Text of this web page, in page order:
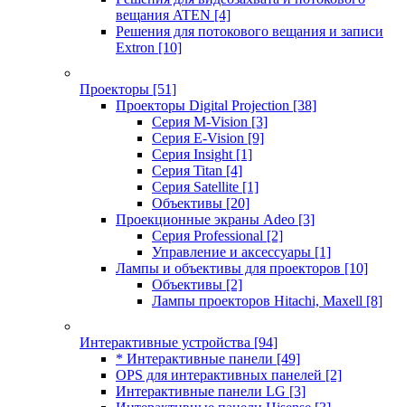
вещания ATEN [4]
Решения для потокового вещания и записи
Extron [10]
Проекторы [51]
Проекторы Digital Projection [38]
Серия M-Vision [3]
Серия E-Vision [9]
Серия Insight [1]
Серия Titan [4]
Серия Satellite [1]
Объективы [20]
Проекционные экраны Adeo [3]
Серия Professional [2]
Управление и аксессуары [1]
Лампы и объективы для проекторов [10]
Объективы [2]
Лампы проекторов Hitachi, Maxell [8]
Интерактивные устройства [94]
* Интерактивные панели [49]
OPS для интерактивных панелей [2]
Интерактивные панели LG [3]